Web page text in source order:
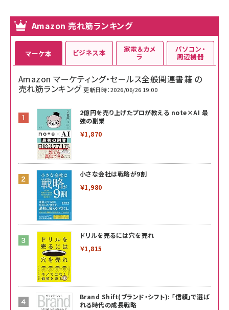
Amazon 売れ筋ランキング
マーケ本
Amazon マーケティング・セールス全般関連書籍 の
売れ筋ランキング 更新日時：2026/06/26 19:00
2億円を売り上げたプロが教える note×AI 最
強の副業
￥1,870
小さな会社は戦略が9割
￥1,980
ドリルを売るには穴を売れ
￥1,815
Brand Shift(ブランド・シフト): 「信頼」で選ば
れる時代の成長戦略
ビジネス本 家電＆カメ
ラ
パソコン・
周辺機器